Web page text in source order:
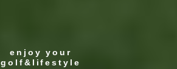
enjoy your
golf&lifestyle